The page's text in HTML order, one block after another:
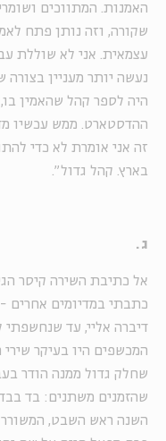
האמנות. המתווכים
שקורה, וזה נותן פתח
עצמאית. אני לא שוללת
נעשה יותר מעניין
היה לספר קהל שהאמין
ההדסטארט. ממש עכשיו
זה אני אומרת לא כדי
בארץ. קהל גדול".
ג.
אל כתיבת השירה קיסר
כתבתי במדיומים אחרים
דיברה אליי, עד שנחשפתי
המכשפים היו בעיקר
שחלק גדול ממנה הודר
שהזמנים משתנים: בד
השנה ראש השבט, המשורר